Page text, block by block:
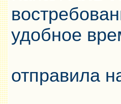
удобное
отправила